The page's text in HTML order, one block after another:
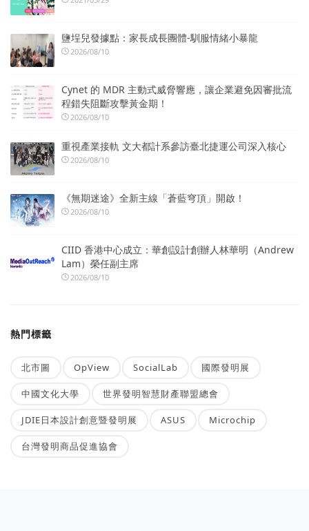
鹽埕兒發據點：家長成長團體-馴服情緒小暴龍
2026/08/10
Cynet 的 MDR 主動式威脅響應，讓企業避免因審批流
程錯失阻斷攻擊黃金期！
2026/08/10
重視產業接軌 文大都計系參訪臺北捷運公司深入核心
2026/08/10
《無期迷途》全新主線「蒼藍穹頂」開啟！
2026/08/10
CIID 香港中心成立：華創設計創辦人林華明（Andrew
Lam）榮任副主席
2026/08/10
熱門標籤
北市圖 OpView SocialLab 國際發明展
中國文化大學 世界發明智慧財產聯盟總會
JDIE日本設計創意暨發明展 ASUS Microchip
台灣發明商品促進協會